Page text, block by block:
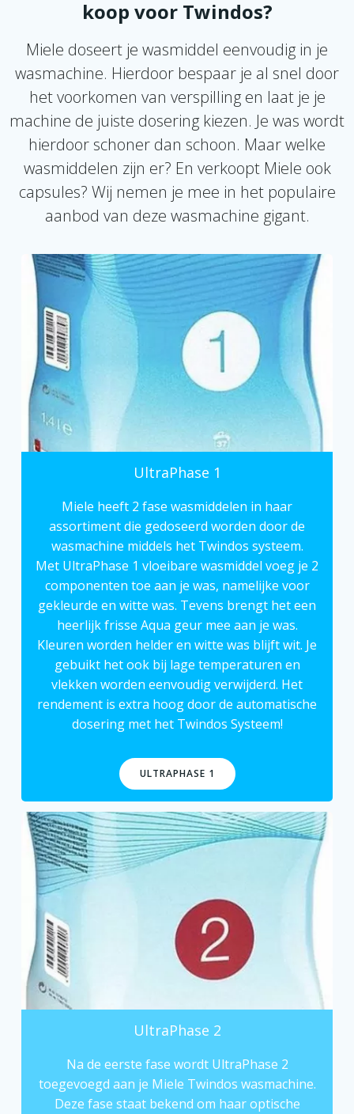
en statische lading voorkomt.
dons, outdoor textiel en impregnering.
worden ingezet in de TwinDos-cartridges.
koop voor Twindos?
Miele doseert je wasmiddel eenvoudig in je
wasmachine. Hierdoor bespaar je al snel door
het voorkomen van verspilling en laat je je
machine de juiste dosering kiezen. Je was wordt
hierdoor schoner dan schoon. Maar welke
wasmiddelen zijn er? En verkoopt Miele ook
capsules? Wij nemen je mee in het populaire
aanbod van deze wasmachine gigant.
UltraPhase 1
Miele heeft 2 fase wasmiddelen in haar
assortiment die gedoseerd worden door de
wasmachine middels het Twindos systeem.
Met UltraPhase 1 vloeibare wasmiddel voeg je 2
componenten toe aan je was, namelijke voor
gekleurde en witte was. Tevens brengt het een
heerlijk frisse Aqua geur mee aan je was.
Kleuren worden helder en witte was blijft wit. Je
gebuikt het ook bij lage temperaturen en
vlekken worden eenvoudig verwijderd. Het
rendement is extra hoog door de automatische
dosering met het Twindos Systeem!
ULTRAPHASE 1
UltraPhase 2
Na de eerste fase wordt UltraPhase 2
toegevoegd aan je Miele Twindos wasmachine.
Deze fase staat bekend om haar optische